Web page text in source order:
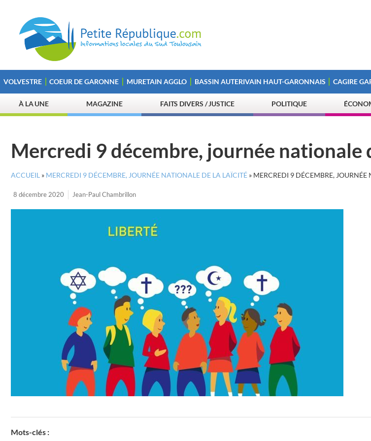
VOLVESTRE COEUR DE GARONNE MURETAIN AGGLO BASSIN AUTERIVAIN HAUT-GARONNAIS CAGIRE
À LA UNE MAGAZINE FAITS DIVERS / JUSTICE POLITIQUE
Mercredi 9 décembre, journée nationale
ACCUEIL » MERCREDI 9 DÉCEMBRE, JOURNÉE NATIONALE DE LA LAÏCITÉ » MERCREDI 9 DÉCEMBRE,
8 décembre 2020 Jean-Paul Chambrillon
Mots-clés :